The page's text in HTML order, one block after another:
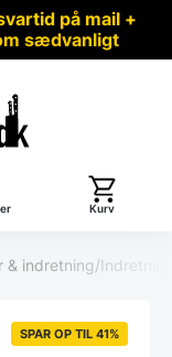
på mail +
sædvanligt
Kurv
& indretning/
SPAR OP TIL 41%